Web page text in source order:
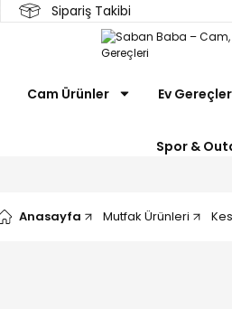
Sipariş Takibi
Cam Ürünler Ev
Spor &
Anasayfa Mutfak Ürünleri